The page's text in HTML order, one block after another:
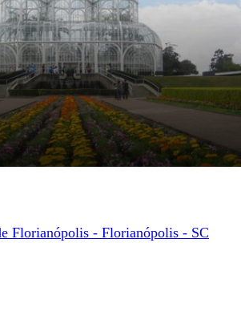
Florianópolis - Florianópolis - SC